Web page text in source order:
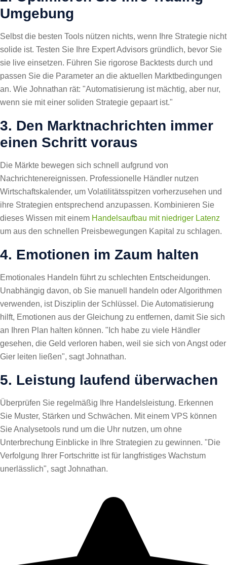
Umgebung
Selbst die besten Tools nützen nichts, wenn Ihre Strategie nicht
solide ist. Testen Sie Ihre Expert Advisors gründlich, bevor Sie
sie live einsetzen. Führen Sie rigorose Backtests durch und
passen Sie die Parameter an die aktuellen Marktbedingungen
an. Wie Johnathan rät: "Automatisierung ist mächtig, aber nur,
wenn sie mit einer soliden Strategie gepaart ist."
3. Den Marktnachrichten immer
einen Schritt voraus
Die Märkte bewegen sich schnell aufgrund von
Nachrichtenereignissen. Professionelle Händler nutzen
Wirtschaftskalender, um Volatilitätsspitzen vorherzusehen und
ihre Strategien entsprechend anzupassen. Kombinieren Sie
dieses Wissen mit einem Handelsaufbau mit niedriger Latenz
um aus den schnellen Preisbewegungen Kapital zu schlagen.
4. Emotionen im Zaum halten
Emotionales Handeln führt zu schlechten Entscheidungen.
Unabhängig davon, ob Sie manuell handeln oder Algorithmen
verwenden, ist Disziplin der Schlüssel. Die Automatisierung
hilft, Emotionen aus der Gleichung zu entfernen, damit Sie sich
an Ihren Plan halten können. "Ich habe zu viele Händler
gesehen, die Geld verloren haben, weil sie sich von Angst oder
Gier leiten ließen", sagt Johnathan.
5. Leistung laufend überwachen
Überprüfen Sie regelmäßig Ihre Handelsleistung. Erkennen
Sie Muster, Stärken und Schwächen. Mit einem VPS können
Sie Analysetools rund um die Uhr nutzen, um ohne
Unterbrechung Einblicke in Ihre Strategien zu gewinnen. "Die
Verfolgung Ihrer Fortschritte ist für langfristiges Wachstum
unerlässlich", sagt Johnathan.